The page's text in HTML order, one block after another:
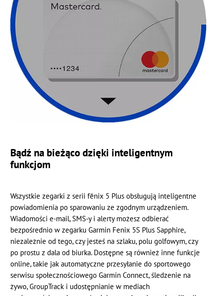
Bądź na bieżąco dzięki inteligentnym
funkcjom
Wszystkie zegarki z serii fēnix 5 Plus obsługują inteligentne
powiadomienia po sparowaniu ze zgodnym urządzeniem.
Wiadomości e-mail, SMS-y i alerty możesz odbierać
bezpośrednio w zegarku Garmin Fenix 5S Plus Sapphire,
niezależnie od tego, czy jesteś na szlaku, polu golfowym, czy
po prostu z dala od biurka. Dostępne są również inne funkcje
online, takie jak automatyczne przesyłanie do sportowego
serwisu społecznościowego Garmin Connect, śledzenie na
żywo, GroupTrack i udostępnianie w mediach